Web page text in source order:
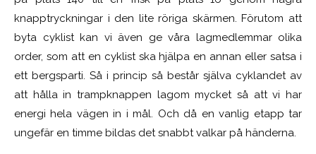
knapptryckningar i den lite röriga skärmen. Förutom att
byta cyklist kan vi även ge våra lagmedlemmar olika
order, som att en cyklist ska hjälpa en annan eller satsa i
ett bergsparti. Så i princip så består själva cyklandet av
att hålla in trampknappen lagom mycket så att vi har
energi hela vägen in i mål. Och då en vanlig etapp tar
ungefär en timme bildas det snabbt valkar på händerna.